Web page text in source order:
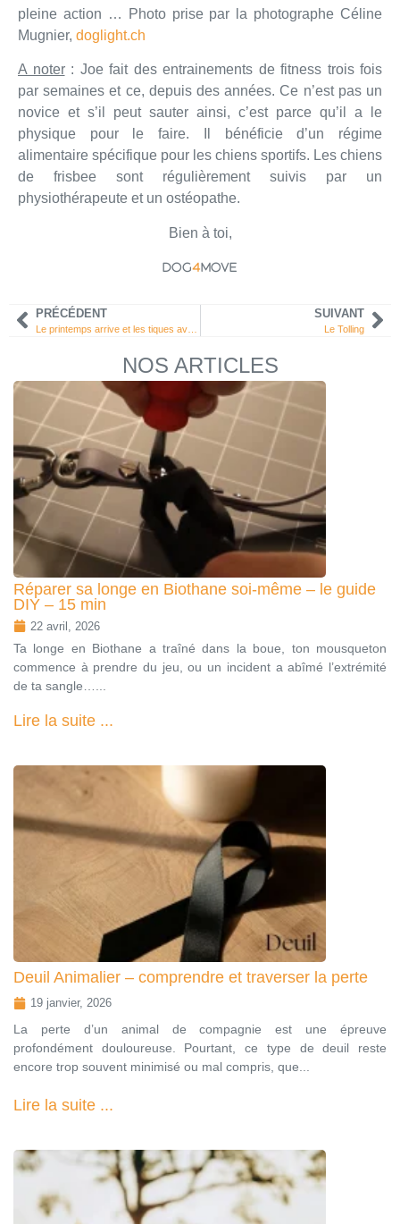
pleine action … Photo prise par la photographe Céline
Mugnier, doglight.ch
A noter: Joe fait des entrainements de fitness trois fois
par semaines et ce, depuis des années. Ce n’est pas un
novice et s’il peut sauter ainsi, c’est parce qu’il a le
physique pour le faire. Il bénéficie d’un régime
alimentaire spécifique pour les chiens sportifs. Les chiens
de frisbee sont régulièrement suivis par un
physiothérapeute et un ostéopathe.
Bien à toi,
DOG4MOVE
PRÉCÉDENT SUIVANT
Le Tolling
NOS ARTICLES
Réparer sa longe en Biothane soi‑même – le guide
DIY – 15 min
22 avril, 2026
Ta longe en Biothane a traîné dans la boue, ton mousqueton
commence à prendre du jeu, ou un incident a abîmé l’extrémité
de ta sangle…...
Lire la suite ...
Deuil Animalier – comprendre et traverser la perte
19 janvier, 2026
La perte d’un animal de compagnie est une épreuve
profondément douloureuse. Pourtant, ce type de deuil reste
encore trop souvent minimisé ou mal compris, que...
Lire la suite ...